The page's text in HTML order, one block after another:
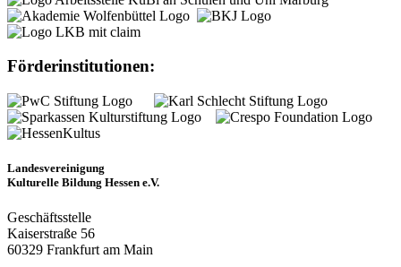
Förderinstitutionen:
Landesvereinigung
Kulturelle Bildung Hessen e.V.
Geschäftsstelle
Kaiserstraße 56
60329 Frankfurt am Main